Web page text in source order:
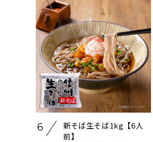
6
新そば生そば1kg【6人
前】